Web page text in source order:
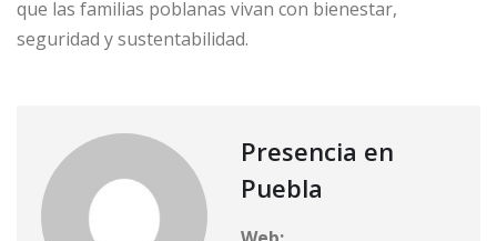
que las familias poblanas vivan con bienestar,
seguridad y sustentabilidad.
Presencia en
Puebla